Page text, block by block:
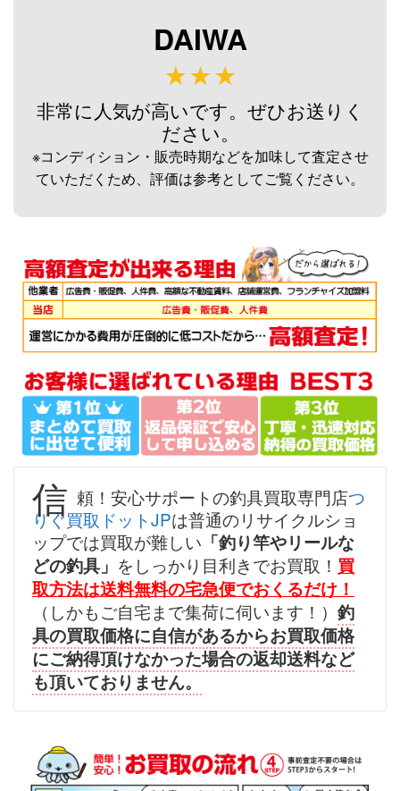
（2026/08/31迄）
ダイワ 荒法師 武天J 13尺 へら竿
釣具買取クーポンg-
（2026/08/31迄）
ダイワ 荒法師 武天J 11尺 へら竿
未使用
33,000円
2026/08/02
ダイワ 荒法師 武天Ｋ16尺 へら竿
未使用
釣具買取クーポンg-
turi20260810（2026/08/31迄）
28,500円
2026/08/02
シマノ へら竿 飛天弓 閃光レイン
釣具買取クーポンg-
turi20260701
（2026/07/31迄）
62,000円
シマノ へら竿 飛天弓 閃光レイン
ボー 24尺 未使用
釣具買取クーポン
turi20260702（2026/07/31迄）
57,000円
2026/07/05
シマノ へら竿 飛天弓 柳 18尺 未
使用
釣具買取クーポン g-
turi20260703（2026/07/31迄）
45,000円
2026/07/05
シマノ へら竿 飛天弓 閃光L 24尺
未使用
釣具買取クーポンg-
turi20260704 （2026/07/31迄）
39,000円
2026/07/05
シマノ へら竿 飛天弓 皆空 15尺
釣具買取クーポンg-
turi20260705 （2026/07/31迄）
34,000円
DAIWA
非常に人気が高いです。ぜひお送りく
ださい。
※コンディション・販売時期などを加味して査定させ
ていただくため、評価は参考としてご覧ください。
信 頼！安心サポートの釣具買取専門店つ
りぐ買取ドットJPは普通のリサイクルショ
ップでは買取が難しい 「釣り竿やリールな
どの釣具」 をしっかり目利きでお買取！ 買
取方法は送料無料の宅急便でおくるだけ！
（しかもご自宅まで集荷に伺います！） 釣
具の買取価格に自信があるからお買取価格
にご納得頂けなかった場合の返却送料など
も頂いておりません。